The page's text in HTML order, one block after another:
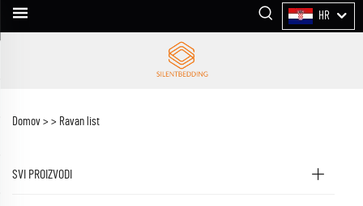
HR
Domov > > Ravan list
SVI PROIZVODI